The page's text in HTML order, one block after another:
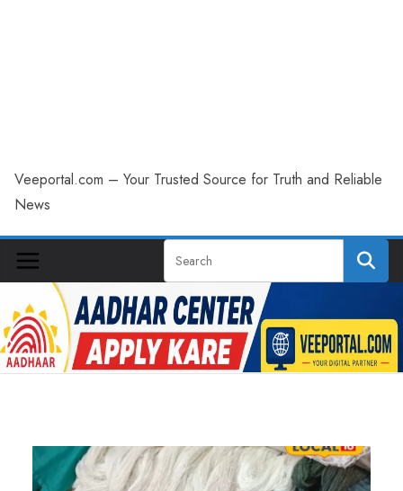
Veeportal.com – Your Trusted Source for Truth and Reliable
News